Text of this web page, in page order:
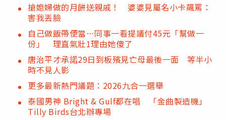
搶媳婦做的月餅送親戚！ 婆婆見屬名小卡飆罵：
害我丟臉
自己做飯帶便當…同事一看提議付45元「幫做一
份」 理直氣壯1理由她傻了
唐治平才承諾29日到板殯見亡母最後一面 等半小
時不見人影
更多最新熱門議題：2026九合一選舉
泰國男神 Bright & Gulf都在唱 「金曲製造機」
Tilly Birds台北辦專場